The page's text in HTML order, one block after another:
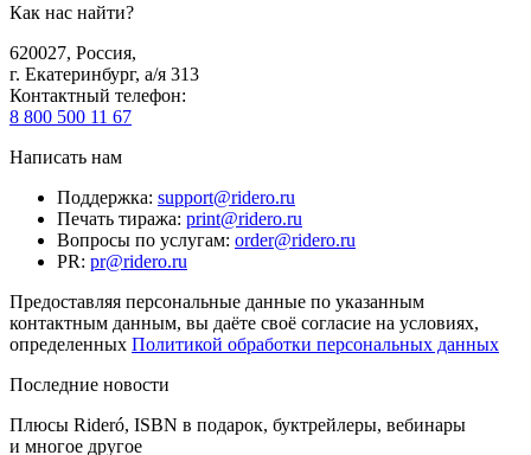
Как нас найти?
620027, Россия,
г. Екатеринбург, а/я 313
Контактный телефон:
8 800 500 11 67
Написать нам
Поддержка: support@ridero.ru
Печать тиража: print@ridero.ru
Вопросы по услугам: order@ridero.ru
PR: pr@ridero.ru
Предоставляя персональные данные по указанным
контактным данным, вы даёте своё согласие на условиях,
определенных Политикой обработки персональных данных
Последние новости
Плюсы Rideró, ISBN в подарок, буктрейлеры, вебинары
и многое другое